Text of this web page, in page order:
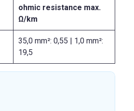
ohmic resistance max.
Ω/km
35,0 mm²: 0,55 | 1,0 mm²:
19,5